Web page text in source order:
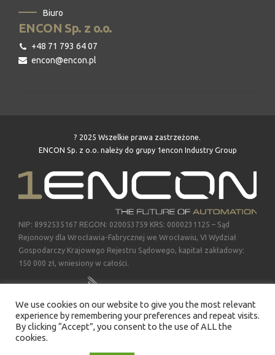
Biuro
ENCON Sp. z o.o.
+48 71 793 64 07
encon@encon.pl
? 2025 Wszelkie prawa zastrzeżone.
ENCON Sp. z o.o. należy do grupy 1encon Industry Group
NIP: 8992535167 REGON: 020053759 KRS: 0000231125 – Sąd
Rejonowy dla Wrocławia-Fabrycznej we Wrocławiu, VI Wydział
Gospodarczy Krajowego Rejestru Sądowego, kapitał zakładowy:
150 000 zł, wniesiony w całości.
We use cookies on our website to give you the most relevant
experience by remembering your preferences and repeat visits.
By clicking “Accept”, you consent to the use of ALL the
cookies.